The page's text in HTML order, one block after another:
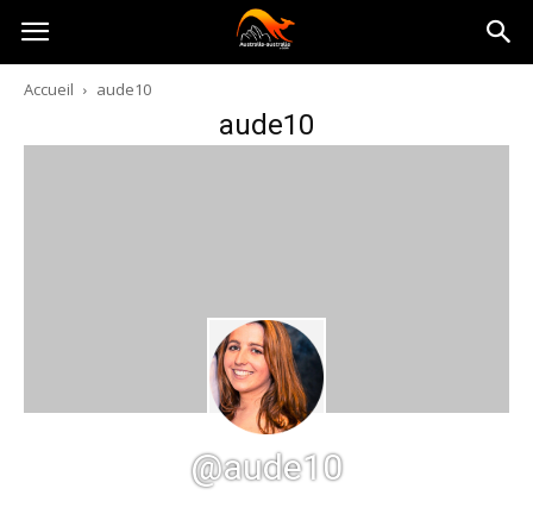
Australia-
australie.com
Accueil aude10
aude10
@aude10